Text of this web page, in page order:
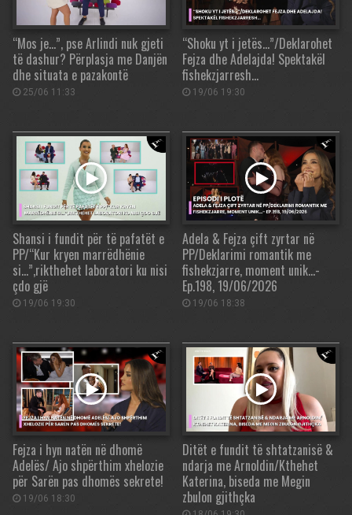
“Mos je…”, pse Arlindi nuk gjeti
të dashur? Përplasja me Danjën
dhe situata e pazakontë
25/06 11:33
“Shoku yt i jetës…”/Deklarohet
Fejza dhe Adelajda! Spektakël
fishekzjarresh…
19/06 19:30
Shansi i fundit për të pafatët e
PP/“Kur kryen marrëdhënie
si…”,rikthehet laboratori ku nisi
çdo gjë
19/06 19:30
Adela & Fejza çift zyrtar në
PP/Deklarimi romantik me
fishekzjarre, moment unik…-
Ep.198, 19/06/2026
19/06 18:38
Fejza i hyn natën në dhomë
Adelës/ Ajo shpërthim xhelozie
për Sarën pas dhomës sekrete!
19/06 18:30
Ditët e fundit të shtatzanisë &
ndarja me Arnoldin/Kthehet
Katerina, biseda me Megin
zbulon gjithçka